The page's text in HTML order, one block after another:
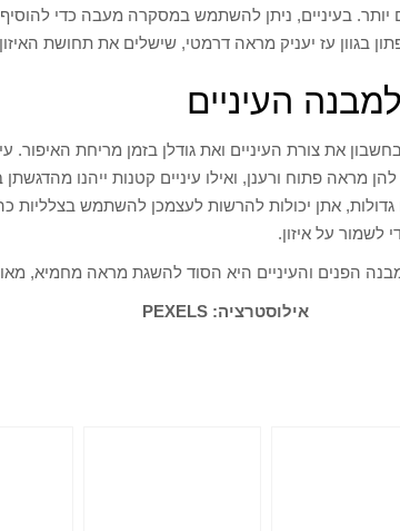
יותר. בעיניים, ניתן להשתמש במסקרה מעבה כדי
בגוון עז יעניק מראה דרמטי, שישלים את תחושת
העיניים
את צורת העיניים ואת גודלן בזמן מריחת האיפור.
מראה פתוח ורענן, ואילו עיניים קטנות ייהנו
גדולות, אתן יכולות להרשות לעצמכן להשתמש
לשמור על איזון.
הפנים והעיניים היא הסוד להשגת מראה מחמיא,
אילוסטרציה: PEXELS